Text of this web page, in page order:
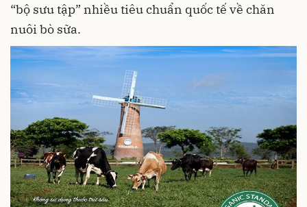
“bộ sưu tập” nhiều tiêu chuẩn quốc tế về chăn
nuôi bò sữa.